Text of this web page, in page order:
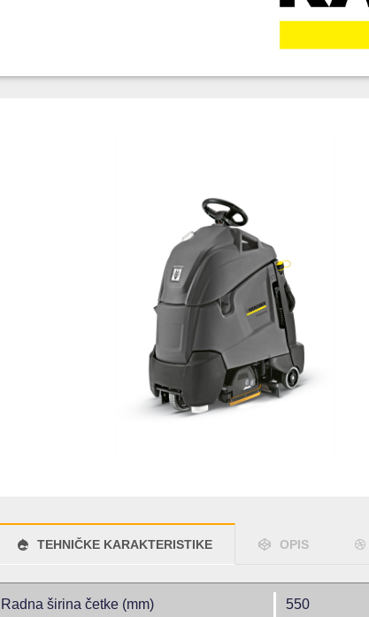
TEHNIČKE KARAKTERISTIKE OPIS
Radna širina četke (mm) 550